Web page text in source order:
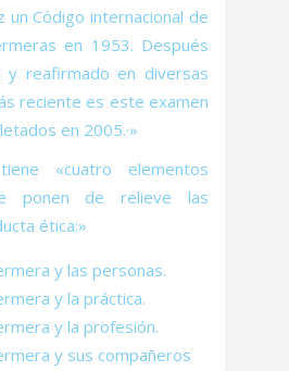
Código internacional de
en 1953. Después
y reafirmado en diversas
reciente es este examen
en 2005.·»
«cuatro elementos
ponen de relieve las
ética:»
y las personas.
y la práctica.
y la profesión.
y sus compañeros